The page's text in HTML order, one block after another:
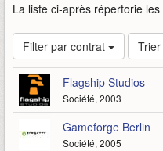
La liste ci-après répertorie
Filter par contrat
Flagship Studios
Société, 2003
Gameforge Berlin
Société, 2005